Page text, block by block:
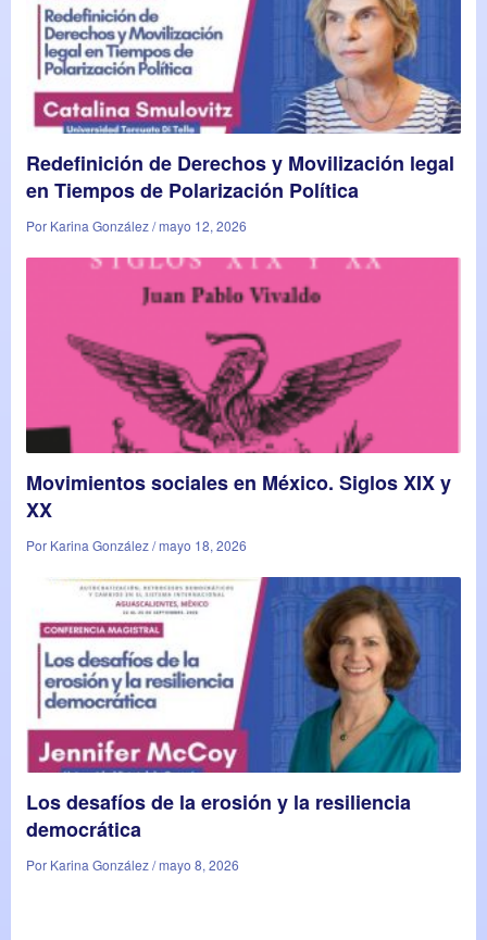
Redefinición de Derechos y Movilización legal
en Tiempos de Polarización Política
Por Karina González / mayo 12, 2026
Movimientos sociales en México. Siglos XIX y
XX
Por Karina González / mayo 18, 2026
Los desafíos de la erosión y la resiliencia
democrática
Por Karina González / mayo 8, 2026